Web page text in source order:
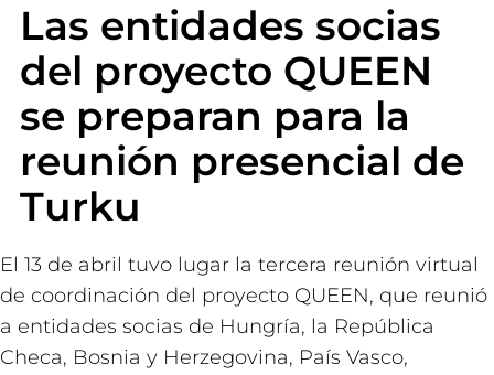
Las entidades socias
del proyecto QUEEN
se preparan para la
reunión presencial de
Turku
El 13 de abril tuvo lugar la tercera reunión virtual
de coordinación del proyecto QUEEN, que reunió
a entidades socias de Hungría, la República
Checa, Bosnia y Herzegovina, País Vasco,